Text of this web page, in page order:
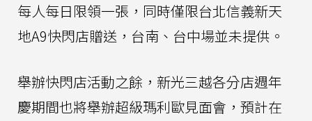
每人每日限領一張，同時僅限台北信義新天
地A9快閃店贈送，台南、台中場並未提供。
舉辦快閃店活動之餘，新光三越各分店週年
慶期間也將舉辦超級瑪利歐見面會，預計在